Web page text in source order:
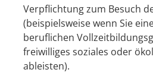
Verpflichtung zum Besuch
(beispielsweise wenn Sie
beruflichen
freiwilliges soziales oder
ableisten).